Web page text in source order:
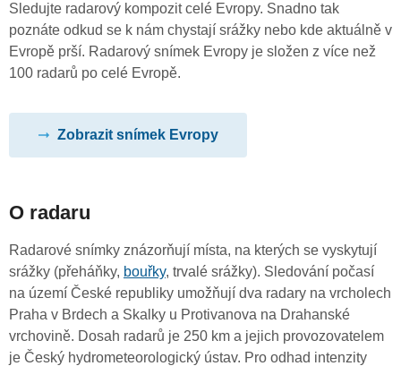
Sledujte radarový kompozit celé Evropy. Snadno tak
poznáte odkud se k nám chystají srážky nebo kde aktuálně v
Evropě prší. Radarový snímek Evropy je složen z více než
100 radarů po celé Evropě.
Zobrazit snímek Evropy
O radaru
Radarové snímky znázorňují místa, na kterých se vyskytují
srážky (přeháňky, bouřky, trvalé srážky). Sledování počasí
na území České republiky umožňují dva radary na vrcholech
Praha v Brdech a Skalky u Protivanova na Drahanské
vrchovině. Dosah radarů je 250 km a jejich provozovatelem
je Český hydrometeorologický ústav. Pro odhad intenzity